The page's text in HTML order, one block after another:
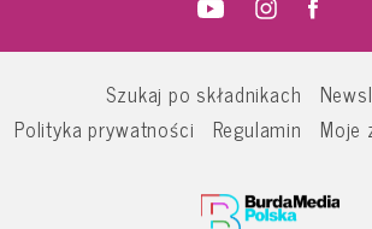
Szukaj po składnikach
Polityka prywatności
Regulamin Moje